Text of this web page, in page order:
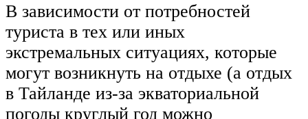
В зависимости от потребностей
туриста в тех или иных
экстремальных ситуациях, которые
могут возникнуть на отдыхе (а отдых
в Тайланде из-за экваториальной
погоды круглый год можно